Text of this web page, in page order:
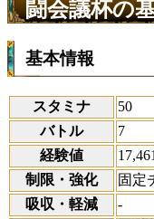
闘会議杯の
基本情報
スタミナ
50
バトル
7
経験値
17,461
制限・強化
固定
吸収・軽減
-